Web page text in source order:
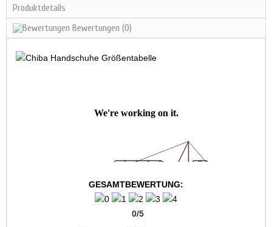
Produktdetails
Bewertungen (0)
GESAMTBEWERTUNG:
0/5